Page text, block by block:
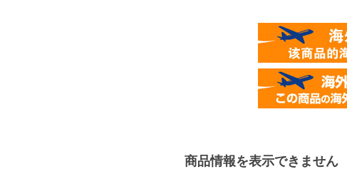
商品情報を表示できません